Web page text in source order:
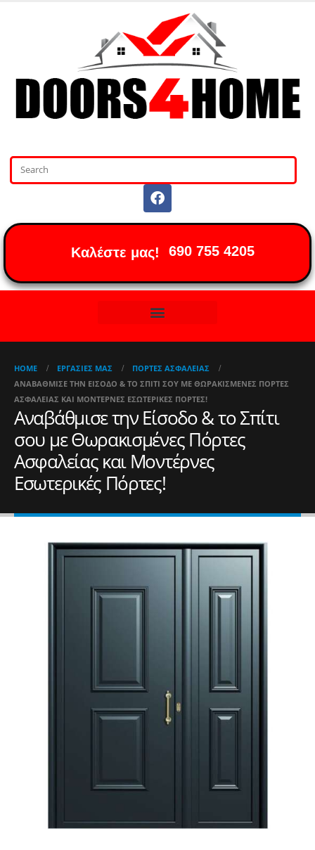
Καλέστε μας! 690 755 4205
HOME ΕΡΓΑΣΊΕΣ ΜΑΣ
ΠΌΡΤΕΣ ΑΣΦΑΛΕΊΑΣ
ΑΝΑΒΆΘΜΙΣΕ ΤΗΝ ΕΊΣΟΔΟ & ΤΟ ΣΠΊΤΙ ΣΟΥ ΜΕ ΘΩΡΑΚΙΣΜΈΝΕΣ ΠΌΡΤΕΣ
ΑΣΦΑΛΕΊΑΣ ΚΑΙ ΜΟΝΤΈΡΝΕΣ ΕΣΩΤΕΡΙΚΈΣ ΠΌΡΤΕΣ!
Αναβάθμισε την Είσοδο & το Σπίτι
σου με Θωρακισμένες Πόρτες
Ασφαλείας και Μοντέρνες
Εσωτερικές Πόρτες!